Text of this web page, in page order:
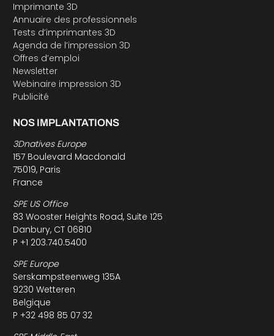
Imprimante 3D
Annuaire des professionnels
Tests d’imprimantes 3D
Agenda de l’impression 3D
Offres d’emploi
Newsletter
Webinaire impression 3D
Publicité
NOS IMPLANTATIONS
3Dnatives Europe
157 Boulevard Macdonald
75019, Paris
France
SPE US Office
83 Wooster Heights Road, Suite 125
Danbury, CT 06810
P +1 203.740.5400
SPE Europe
Serskampsteenweg 135A
9230 Wetteren
Belgique
P +32 498 85 07 32